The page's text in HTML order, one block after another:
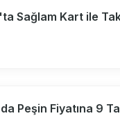
Sağlam Kart ile
Peşin Fiyatına 9